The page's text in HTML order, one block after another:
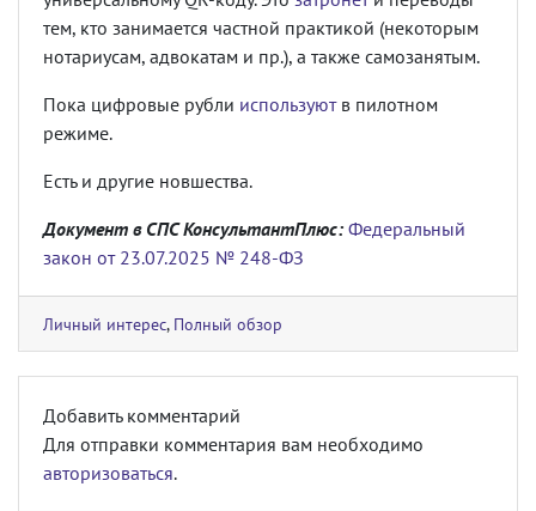
тем, кто занимается частной практикой (некоторым
нотариусам, адвокатам и пр.), а также самозанятым.
Пока цифровые рубли используютв пилотном
режиме.
Есть и другие новшества.
Документ в СПС КонсультантПлюс: Федеральный
закон от 23.07.2025 № 248-ФЗ
Личный интерес, Полный обзор
Добавить комментарий
Для отправки комментария вам необходимо
авторизоваться.